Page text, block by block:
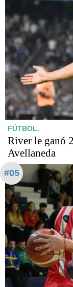
FÚTBOL.
River le ganó
Avellaneda
#05